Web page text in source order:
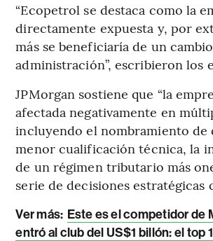
“Ecopetrol se destaca como la
directamente expuesta y, por
más se beneficiaría de un
administración”, escribieron los
JPMorgan sostiene que “la
afectada negativamente en
incluyendo el nombramiento
menor cualificación técnica, la
de un régimen tributario más
serie de decisiones estratégicas
Ver más: Este es el competidor de
entró al club del US$1 billón: el top